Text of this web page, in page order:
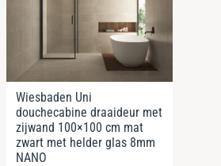
Wiesbaden Uni
douchecabine draaideur met
zijwand 100×100 cm mat
zwart met helder glas 8mm
NANO